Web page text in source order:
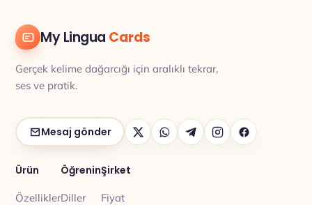
My Lingua Cards
Gerçek kelime dağarcığı için aralıklı tekrar,
ses ve pratik.
Mesaj gönder
Ürün
Özellikler
Öğrenin
Diller
Şirket
Fiyat